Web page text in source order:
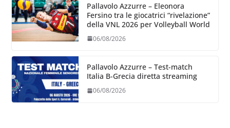
Pallavolo Azzurre – Eleonora
Fersino tra le giocatrici “rivelazione”
della VNL 2026 per Volleyball World
06/08/2026
Pallavolo Azzurre – Test-match
Italia B-Grecia diretta streaming
06/08/2026